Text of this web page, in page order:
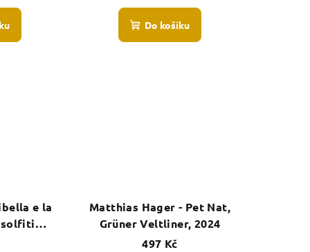
Do košíku
e la
solfiti
Matthias Hager - Pet Nat,
Grüner Veltliner, 2024
497 Kč